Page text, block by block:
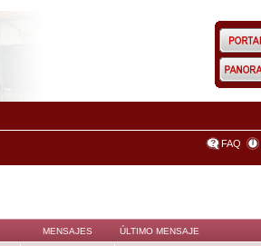
FAQ
MENSAJES ÚLTIMO MENSAJE